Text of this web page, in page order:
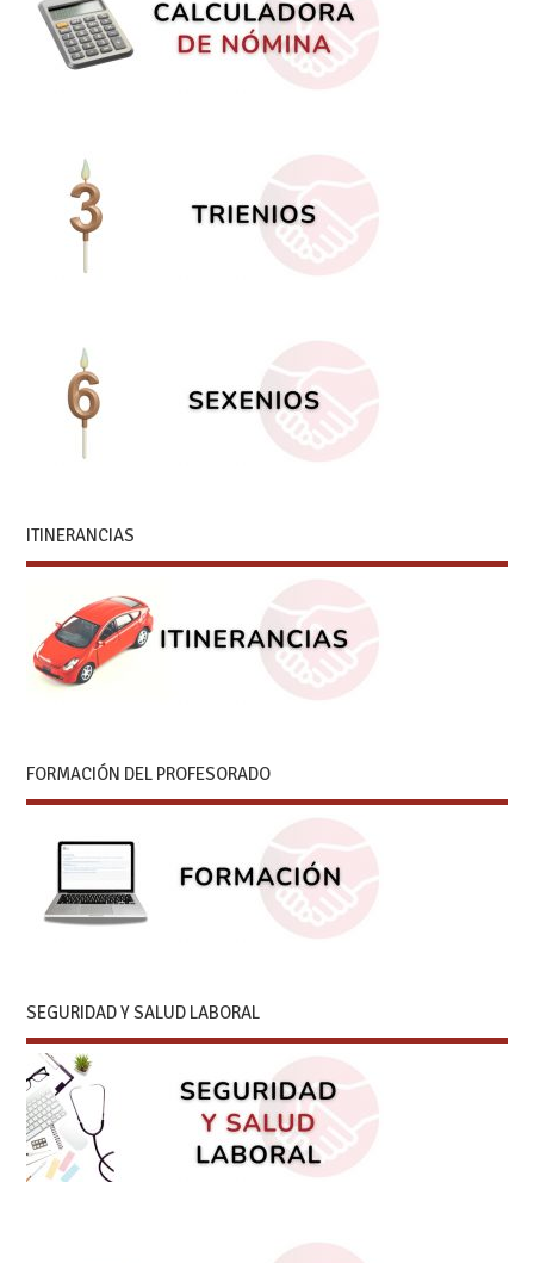
ITINERANCIAS
FORMACIÓN DEL PROFESORADO
SEGURIDAD Y SALUD LABORAL